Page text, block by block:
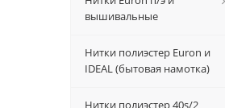
вышивальные
Нитки полиэстер Euron и
IDEAL (бытовая намотка)
Нитки полиэстер 40s/2